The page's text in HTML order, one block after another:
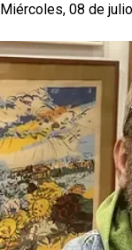
Miércoles, 08 de